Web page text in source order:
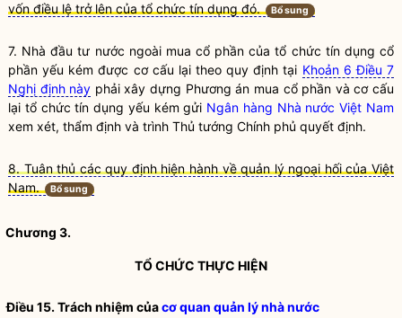
vốn điều lệ trở lên của tổ chức tín dụng đó.
Bổ sung
7. Nhà đầu tư nước ngoàimua cổ phần củatổ chức tín dụng cổ
phần yếu kém được cơ cấu lại theo quy định tại Khoản 6 Điều 7
Nghị định này phải xây dựng Phương án mua cổ phần và cơ cấu
lại tổ chức tín dụng yếu kém gửi Ngân hàng Nhà nước Việt Nam
xem xét, thẩm định và trình Thủ tướng Chính phủ quyết định.
8. Tuân thủ các quy định hiện hành về quản lý ngoại hối của Việt
Nam.
Bổ sung
Chương 3.
TỔ CHỨC THỰC HIỆN
Điều 15. Trách nhiệm củacơ quan quản lý nhà nước